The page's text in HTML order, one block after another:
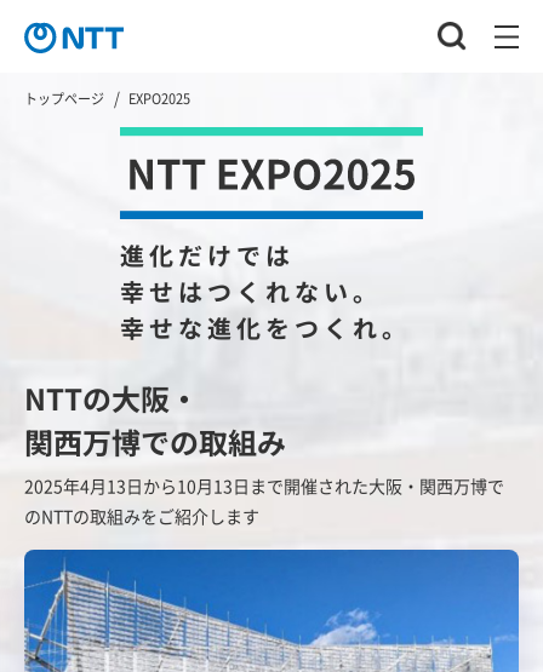
トップページ EXPO2025
進化だけでは
幸せはつくれない。
幸せな進化をつくれ。
NTTの大阪・
関西万博での取組み
2025年4月13日から10月13日まで開催された大阪・関西万博で
のNTTの取組みをご紹介します